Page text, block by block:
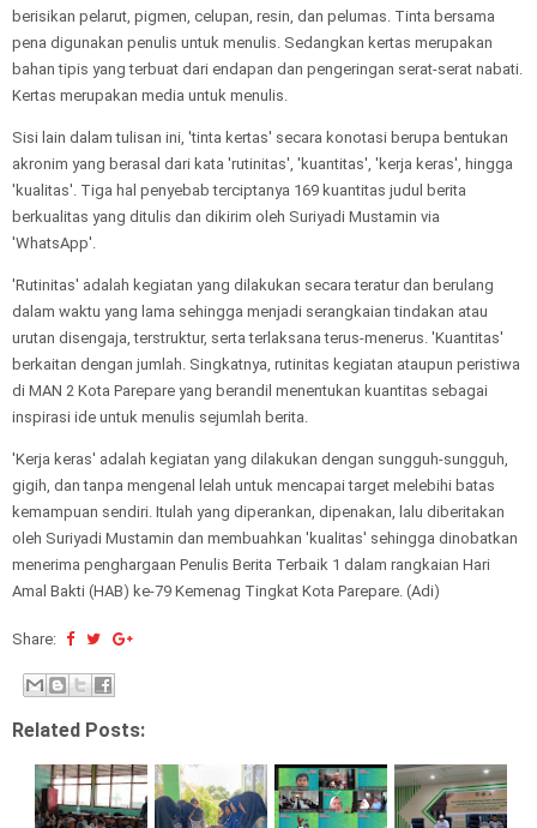
berisikan pelarut, pigmen, celupan, resin, dan pelumas. Tinta bersama
pena digunakan penulis untuk menulis. Sedangkan kertas merupakan
bahan tipis yang terbuat dari endapan dan pengeringan serat-serat nabati.
Kertas merupakan media untuk menulis.
Sisi lain dalam tulisan ini, 'tinta kertas' secara konotasi berupa bentukan
akronim yang berasal dari kata 'rutinitas', 'kuantitas', 'kerja keras', hingga
'kualitas'. Tiga hal penyebab terciptanya 169 kuantitas judul berita
berkualitas yang ditulis dan dikirim oleh Suriyadi Mustamin via
'WhatsApp'.
'Rutinitas' adalah kegiatan yang dilakukan secara teratur dan berulang
dalam waktu yang lama sehingga menjadi serangkaian tindakan atau
urutan disengaja, terstruktur, serta terlaksana terus-menerus. 'Kuantitas'
berkaitan dengan jumlah. Singkatnya, rutinitas kegiatan ataupun peristiwa
di MAN 2 Kota Parepare yang berandil menentukan kuantitas sebagai
inspirasi ide untuk menulis sejumlah berita.
'Kerja keras' adalah kegiatan yang dilakukan dengan sungguh-sungguh,
gigih, dan tanpa mengenal lelah untuk mencapai target melebihi batas
kemampuan sendiri. Itulah yang diperankan, dipenakan, lalu diberitakan
oleh Suriyadi Mustamin dan membuahkan 'kualitas' sehingga dinobatkan
menerima penghargaan Penulis Berita Terbaik 1 dalam rangkaian Hari
Amal Bakti (HAB) ke-79 Kemenag Tingkat Kota Parepare. (Adi)
Share:
Related Posts: